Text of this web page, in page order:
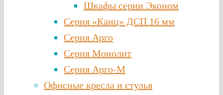
Шкафы серии Эконом
Серия «Канц» ДСП 16 мм
Серия Арго
Серия Монолит
Серия Арго-М
Офисные кресла и стулья